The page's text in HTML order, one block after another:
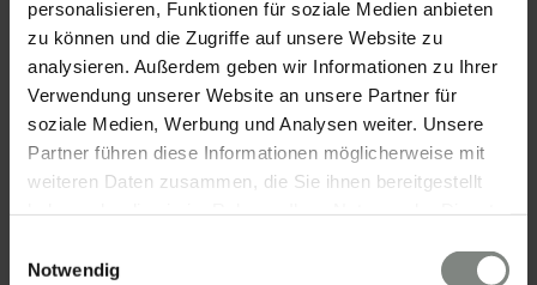
personalisieren, Funktionen für soziale Medien anbieten
zu können und die Zugriffe auf unsere Website zu
analysieren. Außerdem geben wir Informationen zu Ihrer
Verwendung unserer Website an unsere Partner für
soziale Medien, Werbung und Analysen weiter. Unsere
Partner führen diese Informationen möglicherweise mit
weiteren Daten zusammen, die Sie ihnen bereitgestellt
Cookies, wenn Sie unsere Webseite weiterhin nutzen.
Notwendig
Immobilienmakler HEIDELBERG
Immobilien Heidelberg
Akademiestraße 1, 69117 Heidelberg
Tel.:06221 - 67 26 077
Mail:info@eschenauer-partner.de
Eschenauer & Partner Immobilien